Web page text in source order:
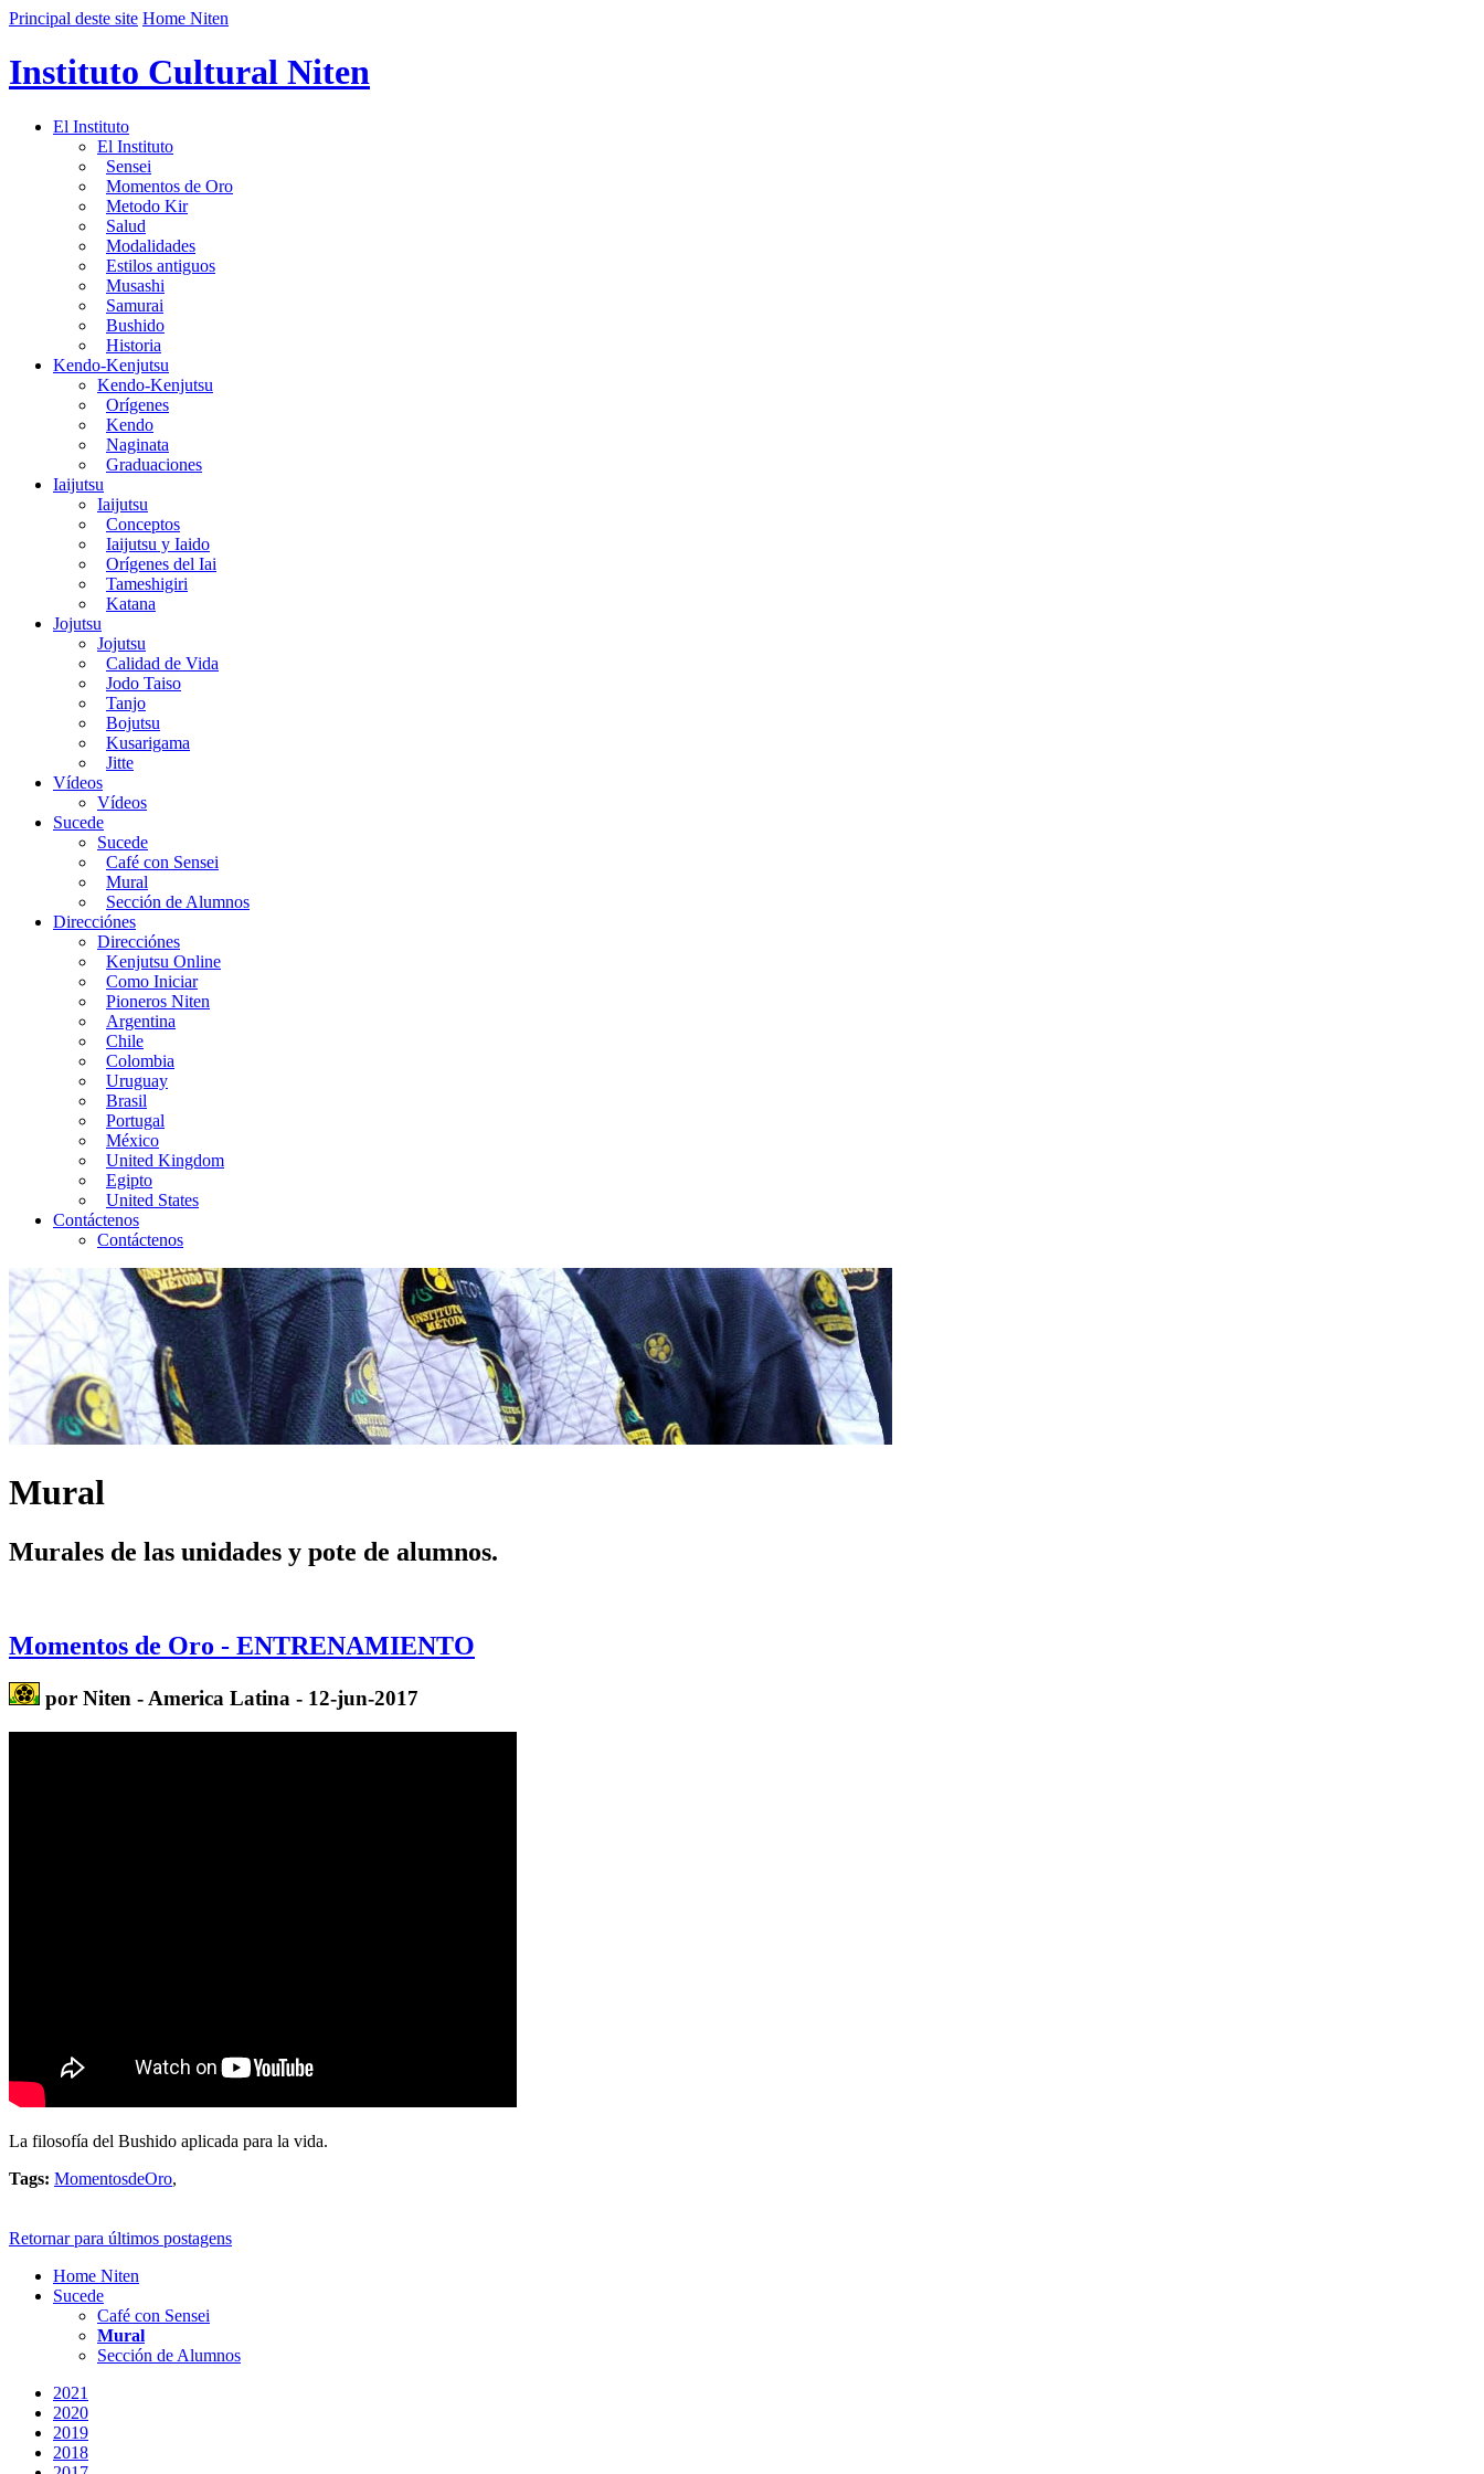
Principal deste site Home Niten
Instituto Cultural Niten
El Instituto
El Instituto
Sensei
Momentos de Oro
Metodo Kir
Salud
Modalidades
Estilos antiguos
Musashi
Samurai
Bushido
Historia
Kendo-Kenjutsu
Kendo-Kenjutsu
Orígenes
Kendo
Naginata
Graduaciones
Iaijutsu
Iaijutsu
Conceptos
Iaijutsu y Iaido
Orígenes del Iai
Tameshigiri
Katana
Jojutsu
Jojutsu
Calidad de Vida
Jodo Taiso
Tanjo
Bojutsu
Kusarigama
Jitte
Vídeos
Vídeos
Sucede
Sucede
Café con Sensei
Mural
Sección de Alumnos
Direcciónes
Direcciónes
Kenjutsu Online
Como Iniciar
Pioneros Niten
Argentina
Chile
Colombia
Uruguay
Brasil
Portugal
México
United Kingdom
Egipto
United States
Contáctenos
Contáctenos
Mural
Murales de las unidades y pote de alumnos.
Momentos de Oro - ENTRENAMIENTO
por Niten - America Latina - 12-jun-2017
La filosofía del Bushido aplicada para la vida.
Tags: MomentosdeOro,
Retornar para últimos postagens
Home Niten
Sucede
Café con Sensei
Mural
Sección de Alumnos
2021
2020
2019
2018